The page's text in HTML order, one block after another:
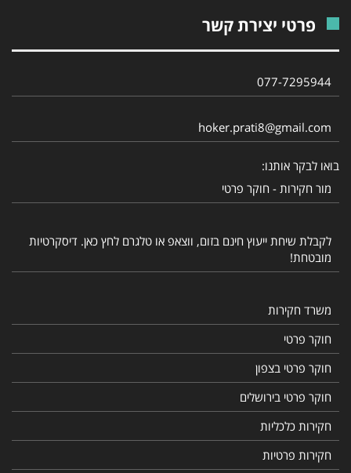
פרטי יצירת קשר
077-7295944‎
hoker.prati8@gmail.com
בואו לבקר אותנו:
מור חקירות - חוקר פרטי
לקבלת שיחת ייעוץ חינם בזום, ווצאפ או טלגרם לחץ כאן. דיסקרטיות
מובטחת!
משרד חקירות
חוקר פרטי
חוקר פרטי בצפון
חוקר פרטי בירושלים
חקירות כלכליות
חקירות פרטיות